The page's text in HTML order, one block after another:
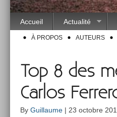
Accueil Actualité
À PROPOS AUTEURS
Top 8 des
Carlos
By Guillaume | 23 octobre